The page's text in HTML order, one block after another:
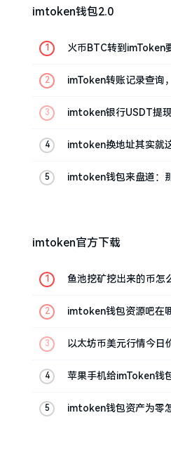
imtoken钱包2.0
火币BTC转到imToken
imToken转账记录查询
imtoken银行USDT提
imtoken换地址其实就
imtoken钱包来盘道：
imtoken官方下载
鱼池挖矿挖出来的币怎
imtoken钱包资源吧在
以太坊币美元行情今日
苹果手机给imToken钱
imtoken钱包资产为零